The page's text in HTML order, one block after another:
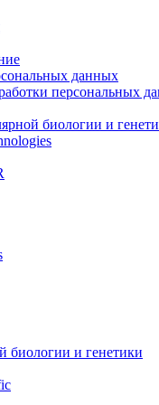
данных
персональных
биологии и
биологии и генетики